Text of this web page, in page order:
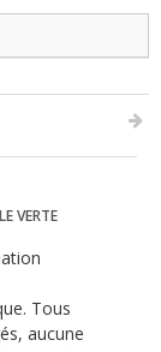
VERTE
Tous
aucune